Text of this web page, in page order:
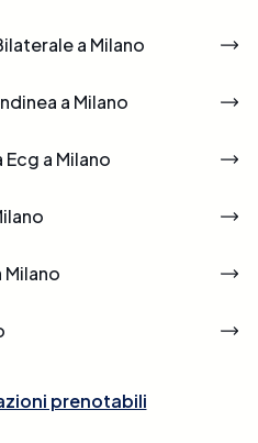
a Milano
a Milano
a Milano
prenotabili